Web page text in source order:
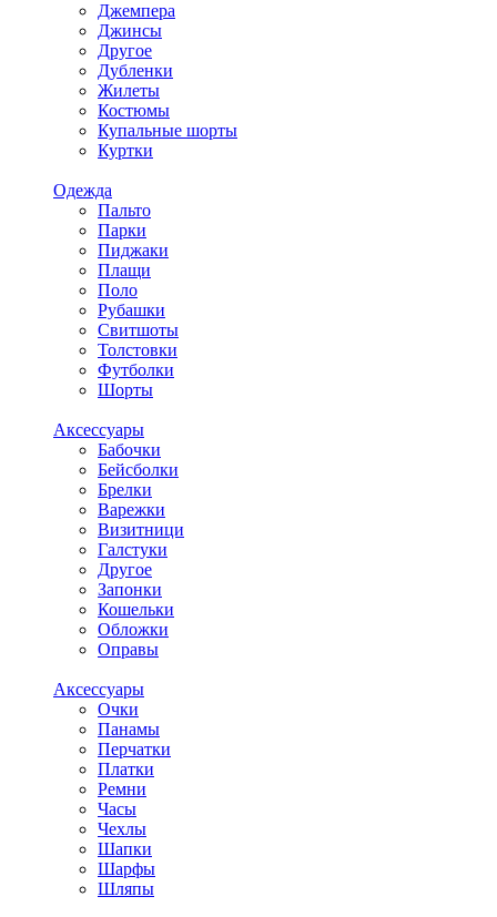
Джемпера
Джинсы
Другое
Дубленки
Жилеты
Костюмы
Купальные шорты
Куртки
Одежда
Пальто
Парки
Пиджаки
Плащи
Поло
Рубашки
Свитшоты
Толстовки
Футболки
Шорты
Аксессуары
Бабочки
Бейсболки
Брелки
Варежки
Визитници
Галстуки
Другое
Запонки
Кошельки
Обложки
Оправы
Аксессуары
Очки
Панамы
Перчатки
Платки
Ремни
Часы
Чехлы
Шапки
Шарфы
Шляпы